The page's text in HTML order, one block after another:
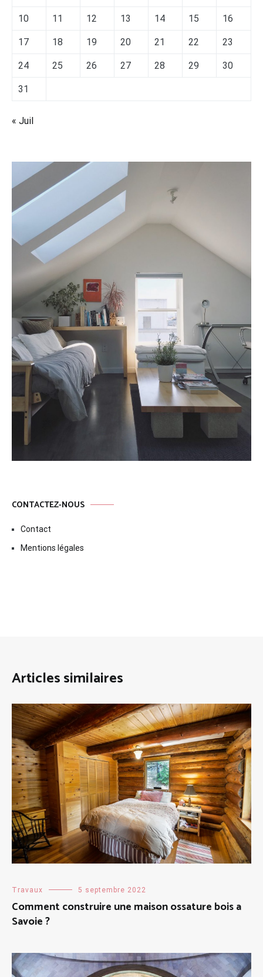
10 11 12 13 14 15 16
17 18 19 20 21 22 23
24 25 26 27 28 29 30
31
« Juil
CONTACTEZ-NOUS
Contact
Mentions légales
Articles similaires
Travaux 5 septembre 2022
Comment construire une maison ossature bois a
Savoie ?